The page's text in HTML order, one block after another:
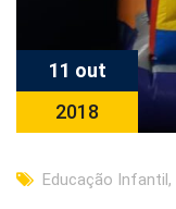
11 out
2018
Educação Infantil,